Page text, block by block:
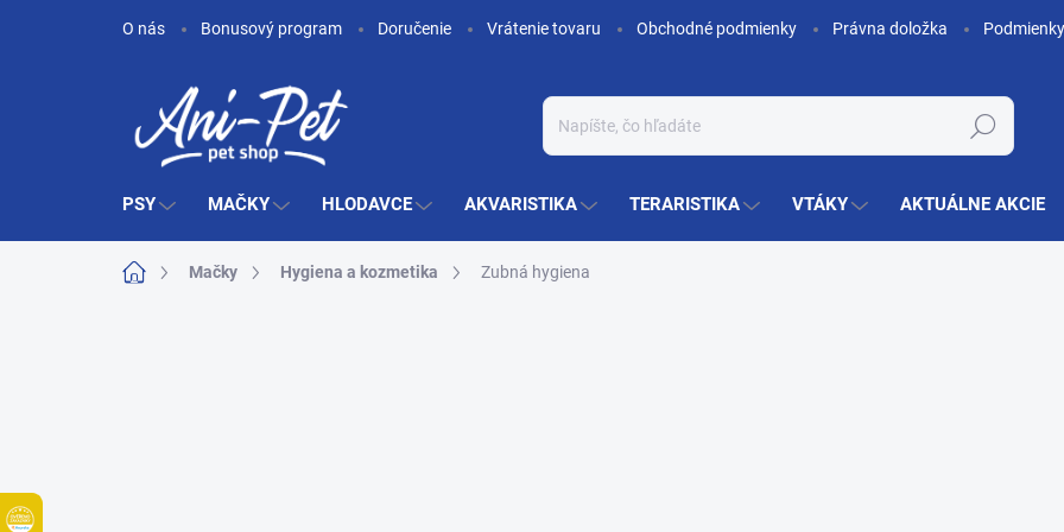
O nás Bonusový program Doručenie Vrátenie tovaru Obchodné podmienky Právna doložka
Hľadať
PSY MAČKY HLODAVCE AKVARISTIKA TERARISTIKA VTÁKY AKTUÁLNE AKCIE
DomovMačky Hygiena a kozmetika Zubná hygiena